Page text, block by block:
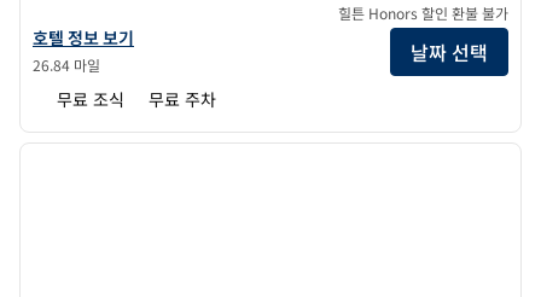
스파크 바이 힐튼 오거스타의 호텔 정보 보기
호텔 정보 보기
26.84 마일
힐튼 Honors 할인 환불 불가
날짜 선택
무료 조식 무료 주차
1/12
1/12
이전 이미지 다음